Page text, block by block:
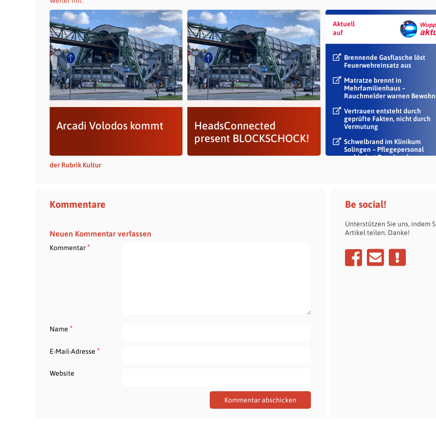
Arcadi Volodos kommt
HeadsConnected
present BLOCKSCHOCK!
Aktuell
auf
Brennende Gasflasche löst
Feuerwehreinsatz aus
Matratze brennt in
Mehrfamilienhaus –
Rauchmelder warnen
Vertrauen entsteht durch
geprüfte Fakten, nicht durch
Vermutung
Schwelbrand im Klinikum
Solingen – Pflegepersonal
verhindert Rauch auf...
der Rubrik Kultur
Kommentare
Neuen Kommentar verfassen
Kommentar*
Name *
E-Mail-Adresse *
Website
Be social!
Unterstützen Sie uns, indem
Artikel teilen. Danke!